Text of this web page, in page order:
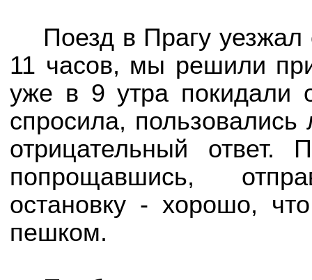
Поезд в Прагу уезжал
11 часов, мы решили
уже в 9 утра покидали
спросила,
отрицательный
попрощавшись,
остановку - хорошо,
пешком.